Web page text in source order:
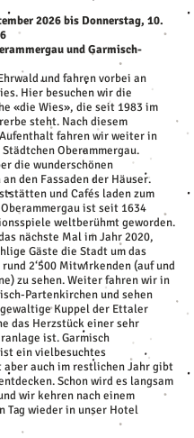
2026 bis Donnerstag, 10.
und Garmisch-
und fahren vorbei an
Hier besuchen wir die
«die Wies», die seit 1983 im
steht. Nach diesem
fahren wir weiter in
Oberammergau.
die wunderschönen
den Fassaden der Häuser.
und Cafés laden zum
ist seit 1634
weltberühmt geworden.
nächste Mal im Jahr 2020,
Gäste die Stadt um das
2‘500 Mitwirkenden (auf und
zu sehen. Weiter fahren wir in
Partenkirchen und sehen
Kuppel der Ettaler
das Herzstück einer sehr
ist. Garmisch
ein vielbesuchtes
auch im restlichen Jahr gibt
Schon wird es langsam
wir kehren nach einem
Tag wieder in unser Hotel